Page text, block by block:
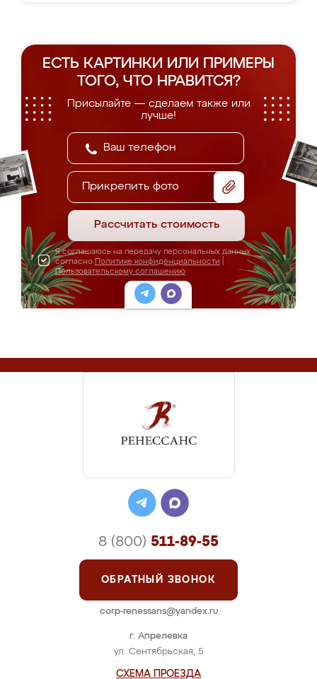
ЕСТЬ КАРТИНКИ ИЛИ ПРИМЕРЫ
ТОГО, ЧТО НРАВИТСЯ?
Присылайте — сделаем также или
лучше!
Прикрепить фото
Рассчитать стоимость
Я соглашаюсь на передачу персональных данных
согласно Политике конфиденциальности
Пользовательскому соглашению
г. Апрелевка
ул. Сентябрьская, 5
СХЕМА ПРОЕЗДА
8 (800) 511-89-55
ОБРАТНЫЙ ЗВОНОК
corp-renessans@yandex.ru